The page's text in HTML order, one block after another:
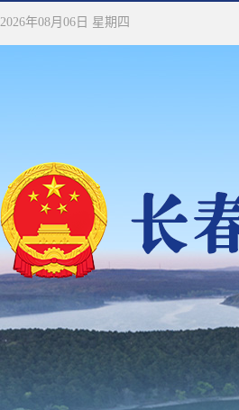
2026年08月06日 星期四